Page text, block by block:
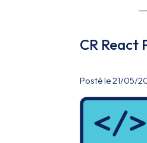
CR React
Posté le 21/05/